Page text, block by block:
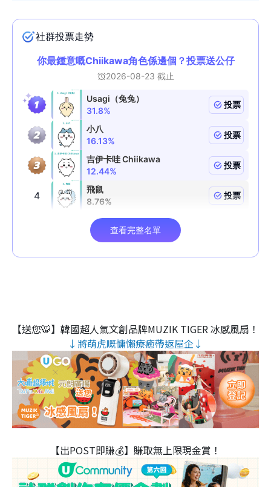
【送您🐯】韓國超人氣文創品牌MUZIK TIGER 冰感風扇！
↓將萌虎嘅慵懶療癒帶返屋企↓
【出POST即賺💰】賺取無上限現金賞！